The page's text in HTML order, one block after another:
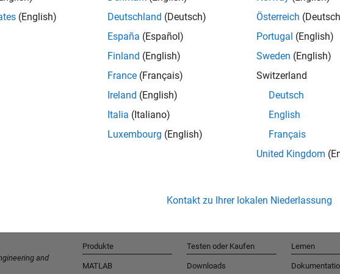
(English)
Deutschland (Deutsch)
España (Español)
Finland (English)
France (Français)
Ireland (English)
Italia (Italiano)
Luxembourg (English)
Österreich
Portugal (English)
Sweden (English)
Switzerland
Deutsch
English
Français
United Kingdom
Kontakt zu Ihrer lokalen Niederlassung
and
Produkte
MATLAB
Testen oder Kaufen
Downloads
Lernen